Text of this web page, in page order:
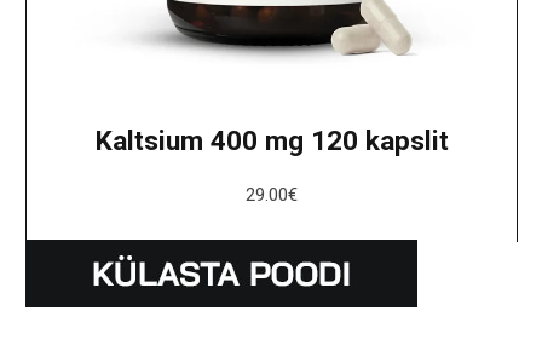
Kaltsium 400 mg 120 kapslit
29.00€